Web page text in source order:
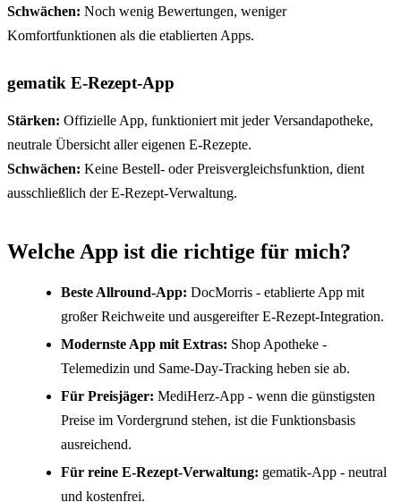
Schwächen: Noch wenig Bewertungen, weniger
Komfortfunktionen als die etablierten Apps.
gematik E-Rezept-App
Stärken: Offizielle App, funktioniert mit jeder Versandapotheke,
neutrale Übersicht aller eigenen E-Rezepte.
Schwächen: Keine Bestell- oder Preisvergleichsfunktion, dient
ausschließlich der E-Rezept-Verwaltung.
Welche App ist die richtige für mich?
Beste Allround-App: DocMorris - etablierte App mit
großer Reichweite und ausgereifter E-Rezept-Integration.
Modernste App mit Extras: Shop Apotheke -
Telemedizin und Same-Day-Tracking heben sie ab.
Für Preisjäger: MediHerz-App - wenn die günstigsten
Preise im Vordergrund stehen, ist die Funktionsbasis
ausreichend.
Für reine E-Rezept-Verwaltung: gematik-App - neutral
und kostenfrei.